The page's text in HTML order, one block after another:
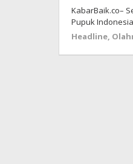
KabarBaik.co–
Pupuk
Headline,